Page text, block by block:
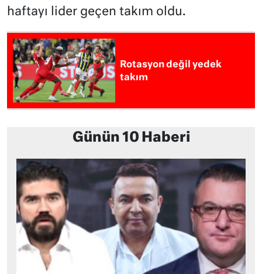
haftayı lider geçen takım oldu.
Rotasyon değil yedek
takım
Günün 10 Haberi